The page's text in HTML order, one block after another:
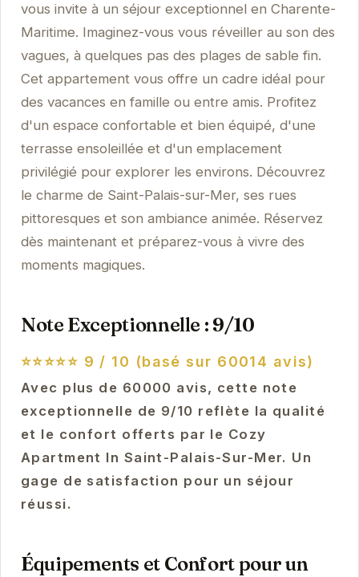
vous invite à un séjour exceptionnel en Charente-
Maritime. Imaginez-vous vous réveiller au son des
vagues, à quelques pas des plages de sable fin.
Cet appartement vous offre un cadre idéal pour
des vacances en famille ou entre amis. Profitez
d'un espace confortable et bien équipé, d'une
terrasse ensoleillée et d'un emplacement
privilégié pour explorer les environs. Découvrez
le charme de Saint-Palais-sur-Mer, ses rues
pittoresques et son ambiance animée. Réservez
dès maintenant et préparez-vous à vivre des
moments magiques.
Note Exceptionnelle : 9/10
⭐⭐⭐⭐⭐ 9 / 10 (basé sur 60014 avis)
Avec plus de 60000 avis, cette note
exceptionnelle de 9/10 reflète la qualité
et le confort offerts par le Cozy
Apartment In Saint-Palais-Sur-Mer. Un
gage de satisfaction pour un séjour
réussi.
Équipements et Confort pour un